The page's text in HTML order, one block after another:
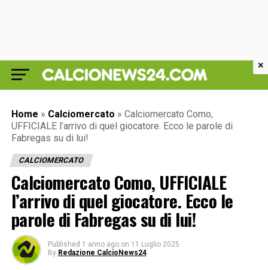
Home » Calciomercato » Calciomercato Como,
UFFICIALE l’arrivo di quel giocatore. Ecco le parole di
Fabregas su di lui!
CALCIOMERCATO
Calciomercato Como, UFFICIALE
l’arrivo di quel giocatore. Ecco le
parole di Fabregas su di lui!
Published 1 anno ago on 11 Luglio 2025
By Redazione CalcioNews24
×